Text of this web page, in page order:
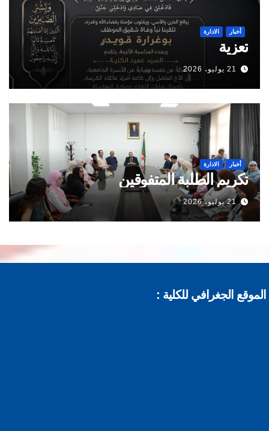
أخبار الادارة
تعزية
21 يوليو، 2026
أخبار الادارة
تكريم الطلبة المتفوقين
21 يوليو، 2026
الجغرافي للكلية :